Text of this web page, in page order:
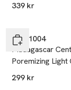
339 kr
SKIN1004
Madagascar
Poremizing Light
Cream
299 kr